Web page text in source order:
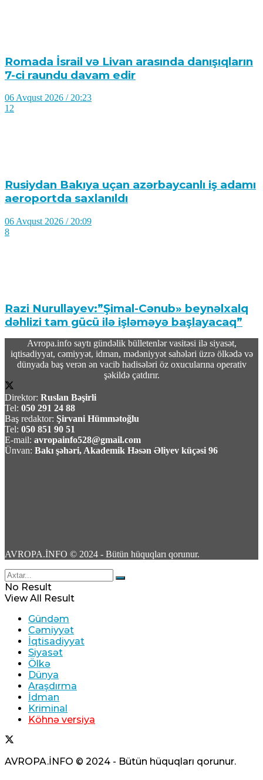
Romada İsrail və Livan arasında danışıqların
7-ci raundu davam edir
06 Avqust 2026 / 20:23
12
Rusiydan Bakıya uçan azərbaycanlı iş adamı
aeroportda saxlanıldı
06 Avqust 2026 / 20:09
8
Razi Nurullayev:”Şimal-Cənub» beynəlxalq
dəhlizi tam gücü ilə işləməyə başlayacaq”
06 Avqust 2026 / 17:18
71
İsrailin Qəzzaya hücumlarına Türkiyə və 7
ölkədən birgə reaksiya
Bakı-Qazax yolunda ağır yol-nəqliyyat
hadisəsi baş verib -Yaralilar var -Video
06 Avqust 2026 / 16:44
17
18 yaşlı İbrahim Əbilov Yeniyetmənin
“iPhone”unu əlindən alıb 20 Yanvarda
satdı – Video
16
Avropa.info saytı gündəlik bülletenlər vasitəsi ilə siyasət,
iqtisadiyyat, cəmiyyət, idman, mədəniyyət sahələri üzrə ölkədə və
dünyada baş verən ən vacib hadisələri öz oxucularına operativ
şəkildə çatdırır.
Direktor: Ruslan Bəşirli
Tel: 050 291 24 88
Baş redaktor: Şirvani Hümmətoğlu
Tel: 050 851 90 51
E-mail: avropainfo528@gmail.com
Ünvan: Bakı şəhəri, Akademik Həsən Əliyev küçəsi 96
AVROPA.İNFO © 2024 - Bütün hüquqları qorunur.
No Result
View All Result
Gündəm
Cəmiyyət
İqtisadiyyat
Siyasət
Ölkə
Dünya
Araşdırma
İdman
Kriminal
Köhnə versiya
AVROPA.İNFO © 2024 - Bütün hüquqları qorunur.